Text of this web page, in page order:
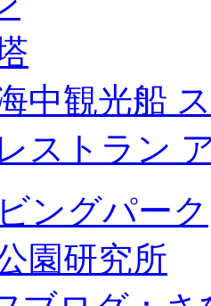
中観光船
ストラン
ングパーク
園研究所